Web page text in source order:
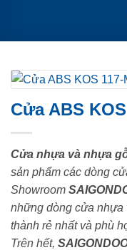
Cửa ABS
Cửa nhựa và nhựa
sản phẩm các dòng
Showroom
những dòng cửa nhựa
thành rẻ nhất và phù
Trên hết,